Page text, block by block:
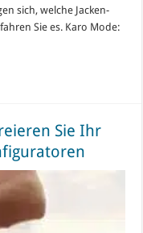
sich, welche Jacken-
Sie es. Karo Mode:
Sie Ihr